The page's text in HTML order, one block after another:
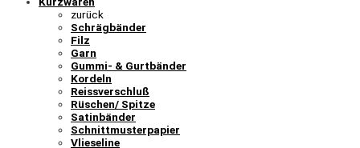
zurück
Schrägbänder
Filz
Garn
Gummi- & Gurtbänder
Kordeln
Reissverschluß
Rüschen/ Spitze
Satinbänder
Schnittmusterpapier
Vlieseline